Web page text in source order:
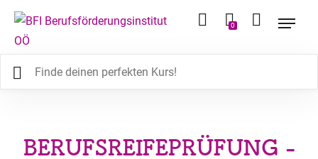
0
BERUFSREIFEPRÜFUNG -